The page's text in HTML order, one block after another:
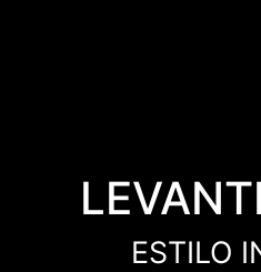
ESTILO